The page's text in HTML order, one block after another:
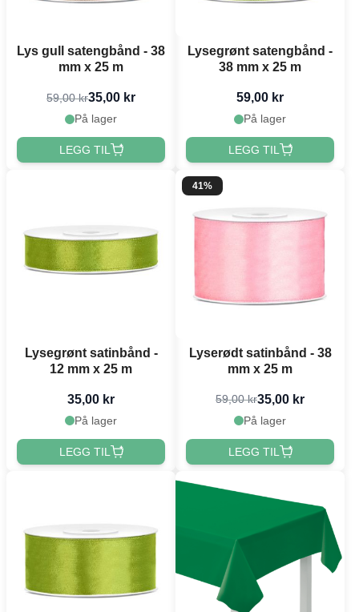
Lys gull satengbånd - 38
mm x 25 m
59,00 kr35,00 kr
På lager
LEGG TIL
Lysegrønt satengbånd -
38 mm x 25 m
59,00 kr
På lager
LEGG TIL
Lysegrønt satinbånd -
12 mm x 25 m
35,00 kr
På lager
LEGG TIL
41%
Lyserødt satinbånd - 38
mm x 25 m
59,00 kr35,00 kr
På lager
LEGG TIL